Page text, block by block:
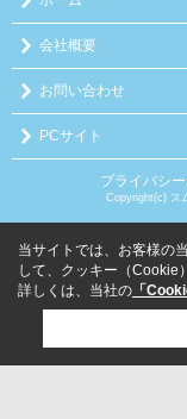
会社概要
お問い合わせ
PCサイト
プライバシ
Copyright(c) ス
当サイトでは、お客様の
して、クッキー（Cookie
詳しくは、当社の 「